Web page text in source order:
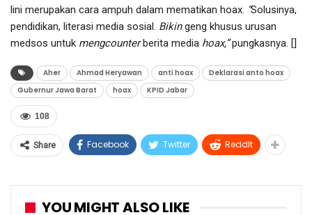
lini merupakan cara ampuh dalam mematikan hoax. “Solusinya,
pendidikan, literasi media sosial. Bikingeng khusus urusan
medsos untuk mengcounterberita media hoax,”pungkasnya. []
Aher Ahmad Heryawan anti hoax
Deklarasi anto hoax
Gubernur Jawa Barat
hoax KPID Jabar
108
Share Facebook Twitter ReddIt
YOU MIGHT ALSO LIKE